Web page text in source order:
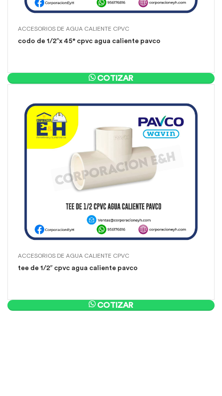
ACCESORIOS DE AGUA CALIENTE CPVC
codo de 1/2″x 45° cpvc agua caliente pavco
COTIZAR
ACCESORIOS DE AGUA CALIENTE CPVC
tee de 1/2″ cpvc agua caliente pavco
COTIZAR